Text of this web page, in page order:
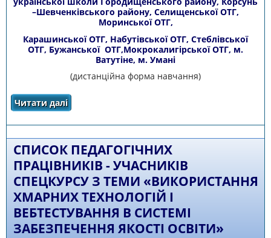
–Шевченківського району, Селищенської ОТГ,
Моринської ОТГ,
Карашинської ОТГ, Набутівської ОТГ, Стеблівської
ОТГ, Бужанської ОТГ,Мокрокалигірської ОТГ, м.
Ватутіне, м. Умані
(дистанційна форма навчання)
Читати далі
спеціалізованої підготовки вчителів
культури в умовах Нової української школи
СПИСОК ПЕДАГОГІЧНИХ
ПРАЦІВНИКІВ - УЧАСНИКІВ
СПЕЦКУРСУ З ТЕМИ «ВИКОРИСТАННЯ
ХМАРНИХ ТЕХНОЛОГІЙ І
ВЕБТЕСТУВАННЯ В СИСТЕМІ
ЗАБЕЗПЕЧЕННЯ ЯКОСТІ ОСВІТИ»